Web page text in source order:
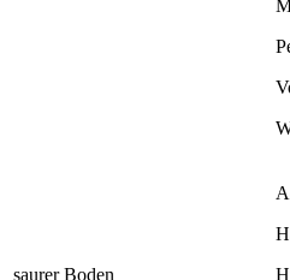
saurer Boden